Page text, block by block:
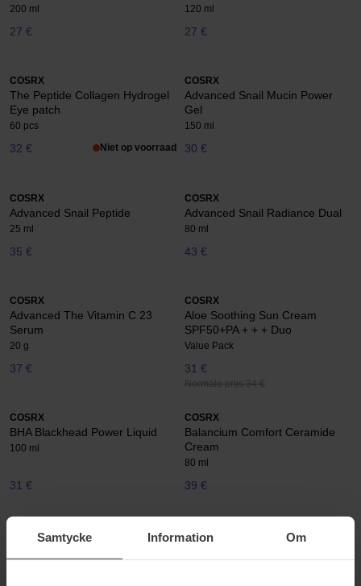
Samtycke Information Om
200 ml
27 €
120 ml
27 €
COSRX
The Peptide Collagen Hydrogel
Eye patch
60 pcs
32 € Niet op voorraad
COSRX
Advanced Snail Mucin Power
Gel
150 ml
30 €
COSRX
Advanced Snail Peptide
25 ml
35 €
COSRX
Advanced Snail Radiance Dual
80 ml
43 €
COSRX
Advanced The Vitamin C 23
Serum
20 g
37 €
COSRX
Aloe Soothing Sun Cream
SPF50+PA + + + Duo
Value Pack
31 €
Normale prijs 34 €
COSRX
BHA Blackhead Power Liquid
100 ml
31 €
COSRX
Balancium Comfort Ceramide
Cream
80 ml
39 €
COSRX COSRX